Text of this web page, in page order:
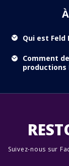
Qui est
Comment
productions
Suivez-nous sur